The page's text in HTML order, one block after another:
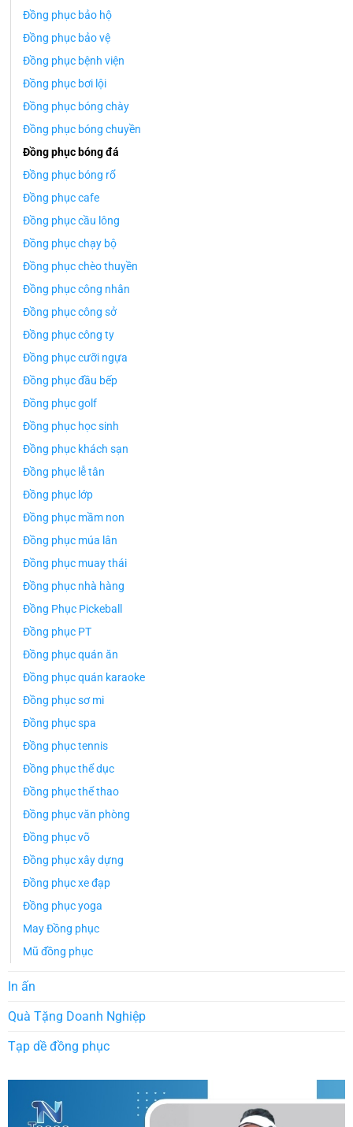
Đồng phục bảo hộ
Đồng phục bảo vệ
Đồng phục bệnh viện
Đồng phục bơi lội
Đồng phục bóng chày
Đồng phục bóng chuyền
Đồng phục bóng đá
Đồng phục bóng rổ
Đồng phục cafe
Đồng phục cầu lông
Đồng phục chạy bộ
Đồng phục chèo thuyền
Đồng phục công nhân
Đồng phục công sở
Đồng phục công ty
Đồng phục cưỡi ngựa
Đồng phục đầu bếp
Đồng phục golf
Đồng phục học sinh
Đồng phục khách sạn
Đồng phục lễ tân
Đồng phục lớp
Đồng phục mầm non
Đồng phục múa lân
Đồng phục muay thái
Đồng phục nhà hàng
Đồng Phục Pickeball
Đồng phục PT
Đồng phục quán ăn
Đồng phục quán karaoke
Đồng phục sơ mi
Đồng phục spa
Đồng phục tennis
Đồng phục thể dục
Đồng phục thể thao
Đồng phục văn phòng
Đồng phục võ
Đồng phục xây dựng
Đồng phục xe đạp
Đồng phục yoga
May Đồng phục
Mũ đồng phục
In ấn
Quà Tặng Doanh Nghiệp
Tạp dề đồng phục